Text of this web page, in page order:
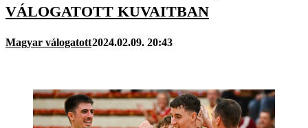
VÁLOGATOTT KUVAITBAN
Magyar válogatott2024.02.09. 20:43